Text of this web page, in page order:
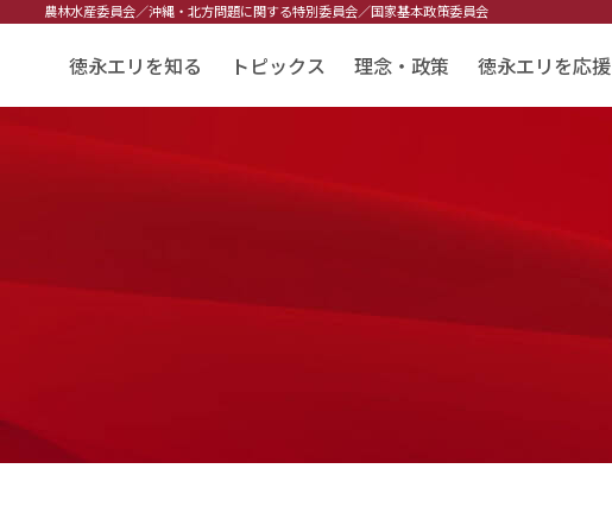
農林水産委員会／沖縄・北方問題に関する特別委員会／国家基本政策委員会
徳永エリを知る トピックス 理念・政策 徳永エリを応援